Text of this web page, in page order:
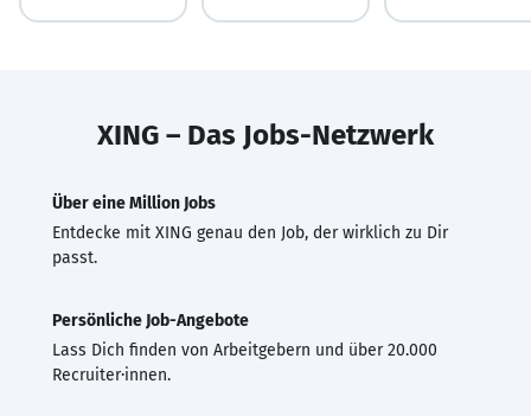
XING – Das Jobs-Netzwerk
Über eine Million Jobs
Entdecke mit XING genau den Job, der wirklich zu Dir
passt.
Persönliche Job-Angebote
Lass Dich finden von Arbeitgebern und über 20.000
Recruiter·innen.